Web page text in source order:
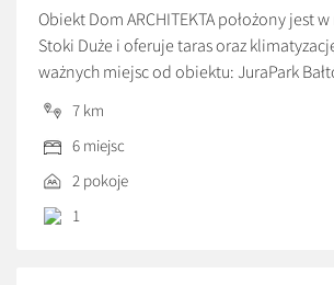
Obiekt Dom ARCHITEKTA położony jest
Stoki Duże i oferuje taras oraz
ważnych miejsc od obiektu: JuraPark
Kolegiata św. Marcina w Opatowie – 26
zapewnia ogród oraz bezpłatny prywatny
okolicy w odległości 47 km znajduje się
7 km
6 miejsc
2 pokoje
1